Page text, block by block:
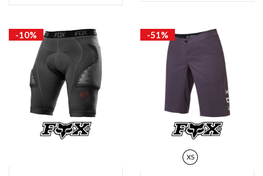
-10% -51%
XS